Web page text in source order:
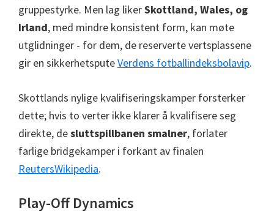
gruppestyrke. Men lag likerSkottland, Wales, og
Irland, med mindre konsistent form, kan møte
utglidninger - for dem, de reserverte vertsplassene
gir en sikkerhetsputeVerdens fotballindeksbolavip.
Skottlands nylige kvalifiseringskamper forsterker
dette; hvis to verter ikke klarer å kvalifisere seg
direkte, desluttspillbanen smalner, forlater
farlige bridgekamper i forkant av finalen
ReutersWikipedia.
Play-Off Dynamics